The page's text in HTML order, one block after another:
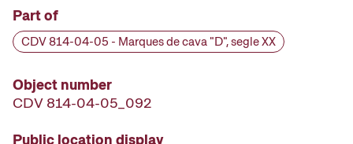
Part of
CDV 814-04-05 - Marques de cava "D", segle XX
Object number
CDV 814-04-05_092
Public location display